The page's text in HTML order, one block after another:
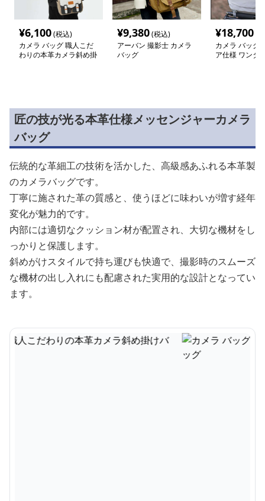
¥6,100(税込)
カメラ バッグ 職人こだ
わりの本革カメラ斜め掛
¥9,380(税込)
アーバン 撮影士 カメラ
バッグ
¥18,700
カメラ バッグ
ア仕様 ワンタ
匠の技が光る本革仕様メッセンジャーカメラ
バッグ
伝統的な革細工の技術を活かした、高級感あふれる本革製
のカメラバッグです。
丁寧に施された革の質感と、使うほどに味わいが増す経年
変化が魅力的です。
内部には適切なクッション材が配置され、大切な機材をし
っかりと保護します。
斜めがけスタイルで持ち運びも快適で、撮影時のスムーズ
な機材の出し入れにも配慮された実用的な設計となってい
ます。